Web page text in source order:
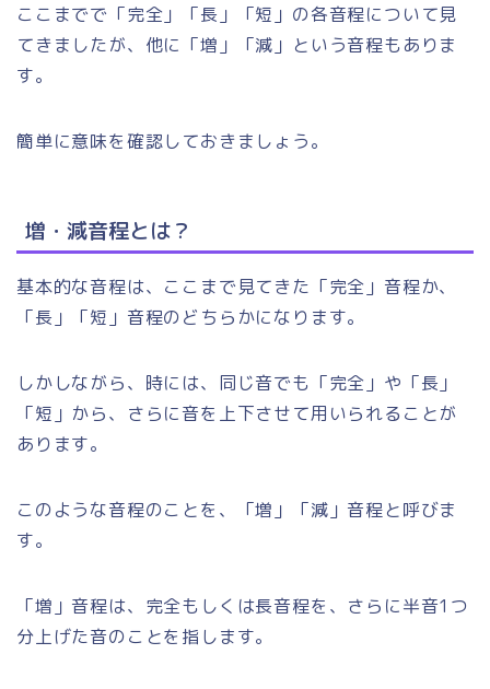
ここまでで「完全」「長」「短」の各音程について見
てきましたが、他に「増」「減」という音程もありま
す。
簡単に意味を確認しておきましょう。
増・減音程とは？
基本的な音程は、ここまで見てきた「完全」音程か、
「長」「短」音程のどちらかになります。
しかしながら、時には、同じ音でも「完全」や「長」
「短」から、さらに音を上下させて用いられることが
あります。
このような音程のことを、「増」「減」音程と呼びま
す。
「増」音程は、完全もしくは長音程を、さらに半音1つ
分上げた音のことを指します。